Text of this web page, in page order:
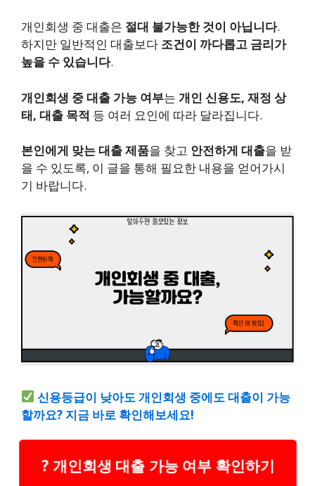
개인회생 중 대출은 절대 불가능한 것이 아닙니다.
하지만 일반적인 대출보다 조건이 까다롭고 금리가
높을 수 있습니다.
개인회생 중 대출 가능 여부는 개인 신용도, 재정 상
태, 대출 목적 등 여러 요인에 따라 달라집니다.
본인에게 맞는 대출 제품을 찾고 안전하게 대출을 받
을 수 있도록, 이 글을 통해 필요한 내용을 얻어가시
기 바랍니다.
신용등급이 낮아도 개인회생 중에도 대출이 가능
할까요? 지금 바로 확인해보세요!
? 개인회생 대출 가능 여부 확인하기